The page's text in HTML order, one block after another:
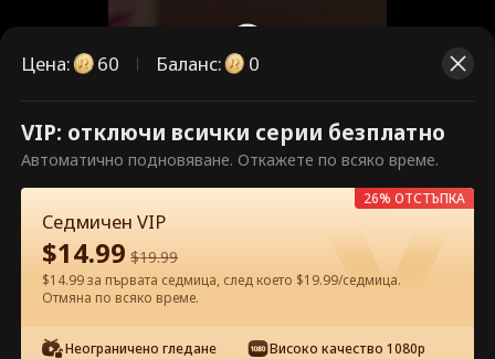
Това са платени епизоди.
Отключете, за да гледате.
Цена: 60 Баланс: 0
VIP: отключи всички серии безплатно
Автоматично подновяване. Откажете по всяко време.
Седмичен VIP
$14.99 $19.99
$14.99 за първата седмица, след което $19.99/седмица.
Отмяна по всяко време.
Неограничено гледане Високо качество 1080p
26% ОТСТЪПКА